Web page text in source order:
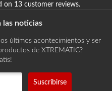
on 13 customer reviews.
las noticias
últimos acontecimientos y ser
de XTREMATIC?